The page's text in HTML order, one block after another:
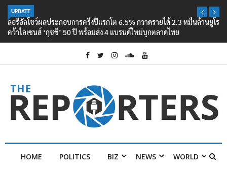
UPDATE
ลอรีอัลโชว์ผลประกอบการครึ่งปีแรกโต 6.5% กวาดรายได้ 2.3 หมื่นล้านยูโร
คว้าไลเซนส์ ‘กุชชี่’ 50 ปี พร้อมส่ง 4 แบรนด์ใหม่บุกตลาดไทย
HOME POLITICS BIZ NEWS WORLD